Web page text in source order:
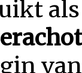
als